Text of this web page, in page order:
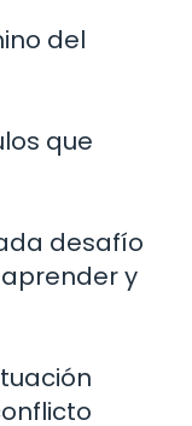
del
que
desafío
y